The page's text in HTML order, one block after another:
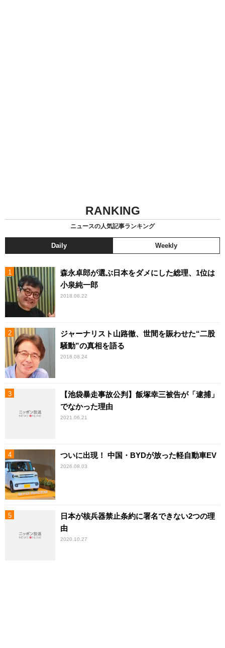
RANKING
ニュースの人気記事ランキング
Daily Weekly
森永卓郎が選ぶ日本をダメにした総理、1位は
小泉純一郎
2018.08.22
ジャーナリスト山路徹、世間を賑わせた“二股
騒動”の真相を語る
2018.08.24
【池袋暴走事故公判】飯塚幸三被告が「逮捕」
でなかった理由
2021.06.21
ついに出現！ 中国・BYDが放った軽自動車EV
2026.08.03
日本が核兵器禁止条約に署名できない2つの理
由
2020.10.27